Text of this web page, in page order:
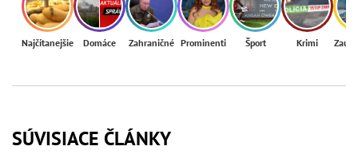
Najčítanejšie Domáce Zahraničné Prominenti Šport Krimi
SÚVISIACE ČLÁNKY